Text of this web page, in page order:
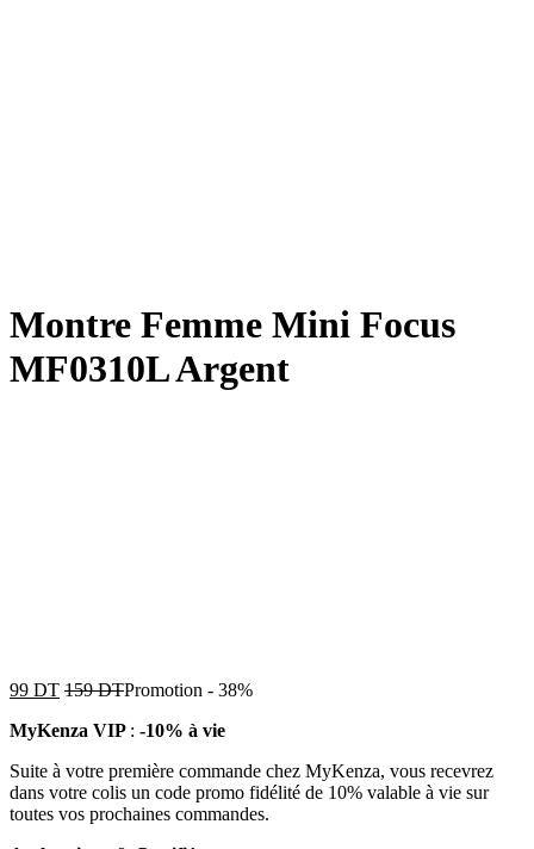
Montre Femme Mini Focus
MF0310L Argent
99 DT 159DTPromotion - 38%
MyKenza VIP : -10% à vie
Suite à votre première commande chez MyKenza, vous recevrez
dans votre colis un code promo fidélité de 10% valable à vie sur
toutes vos prochaines commandes.